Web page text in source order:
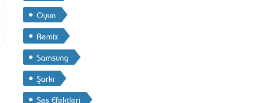
Oyun
Remix
Samsung
Şarkı
Ses Efektleri